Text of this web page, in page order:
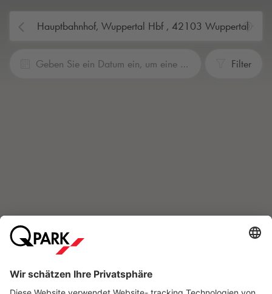
Geben Sie ein Datum ein, um eine Reservierung vorzunehmen Filter